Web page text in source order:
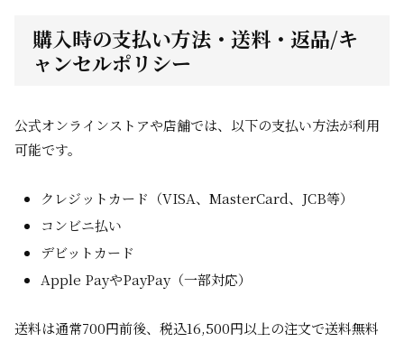
購入時の支払い方法・送料・返品/キ
ャンセルポリシー
公式オンラインストアや店舗では、以下の支払い方法が利用
可能です。
クレジットカード（VISA、MasterCard、JCB等）
コンビニ払い
デビットカード
Apple PayやPayPay（一部対応）
送料は通常700円前後、税込16,500円以上の注文で送料無料